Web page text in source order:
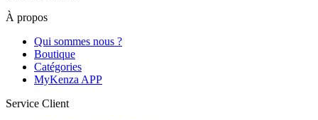
À propos
Qui sommes nous ?
Boutique
Catégories
MyKenza APP
Service Client